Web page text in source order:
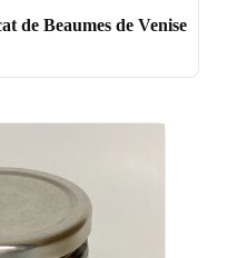
de Beaumes de Venise